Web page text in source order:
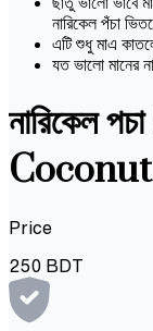
নারিকেল পঁচা
এটি শুধু মাএ
যত ভালো মানের
নারিকেল
Price
250 BDT